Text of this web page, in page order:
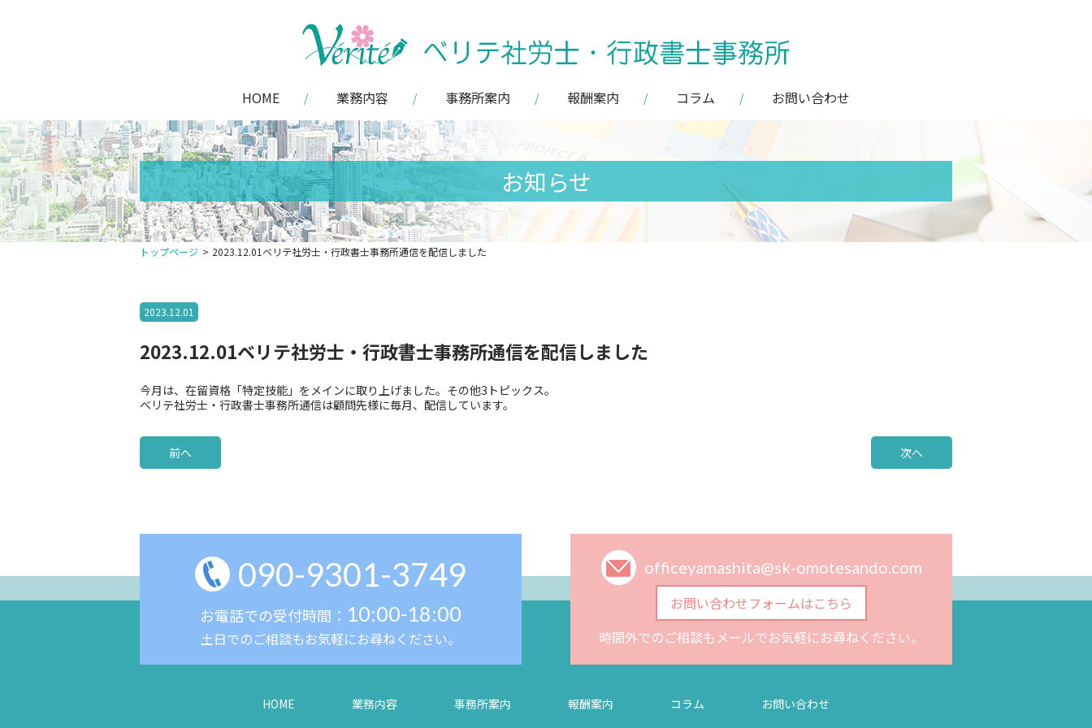
HOME 業務内容 事務所案内 報酬案内 コラム お問い合わせ
お知らせ
トップページ 2023.12.01ベリテ社労士・行政書士事務所通信を配信しました
2023.12.01
2023.12.01ベリテ社労士・行政書士事務所通信を配信しました
今月は、在留資格「特定技能」をメインに取り上げました。その他3トピックス。
ベリテ社労士・行政書士事務所通信は顧問先様に毎月、配信しています。
前へ 次へ
090-9301-3749
お電話での受付時間： 10:00-18:00
土日でのご相談もお気軽にお尋ねください。
officeyamashita@sk-omotesando.com
お問い合わせフォームはこちら
時間外でのご相談もメールでお気軽にお尋ねください。
HOME 業務内容 事務所案内 報酬案内 コラム お問い合わせ